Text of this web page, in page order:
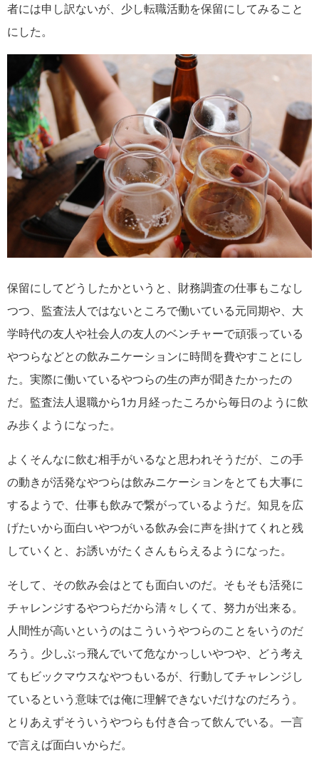
者には申し訳ないが、少し転職活動を保留にしてみること
にした。
保留にしてどうしたかというと、財務調査の仕事もこなし
つつ、監査法人ではないところで働いている元同期や、大
学時代の友人や社会人の友人のベンチャーで頑張っている
やつらなどとの飲みニケーションに時間を費やすことにし
た。実際に働いているやつらの生の声が聞きたかったの
だ。監査法人退職から1カ月経ったころから毎日のように飲
み歩くようになった。
よくそんなに飲む相手がいるなと思われそうだが、この手
の動きが活発なやつらは飲みニケーションをとても大事に
するようで、仕事も飲みで繋がっているようだ。知見を広
げたいから面白いやつがいる飲み会に声を掛けてくれと残
していくと、お誘いがたくさんもらえるようになった。
そして、その飲み会はとても面白いのだ。そもそも活発に
チャレンジするやつらだから清々しくて、努力が出来る。
人間性が高いというのはこういうやつらのことをいうのだ
ろう。少しぶっ飛んでいて危なかっしいやつや、どう考え
てもビックマウスなやつもいるが、行動してチャレンジし
ているという意味では俺に理解できないだけなのだろう。
とりあえずそういうやつらも付き合って飲んでいる。一言
で言えば面白いからだ。